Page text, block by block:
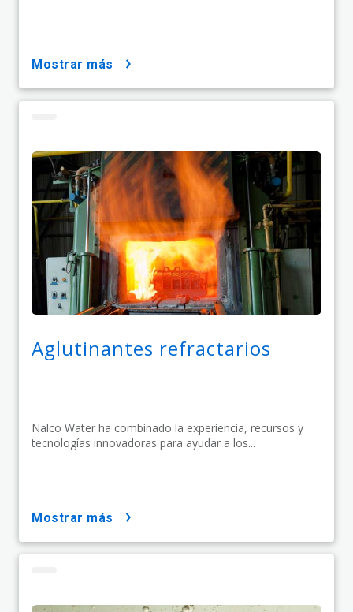
mostrar más
Aglutinantes refractarios
Nalco Water ha combinado la experiencia, recursos y
tecnologías innovadoras para ayudar a los...
mostrar más